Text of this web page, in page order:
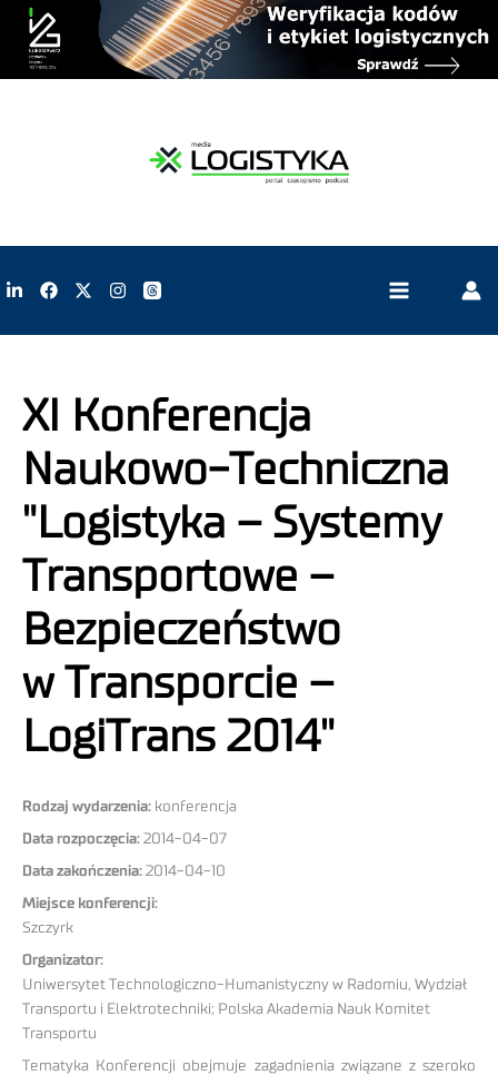
XI Konferencja
Naukowo-Techniczna
"Logistyka – Systemy
Transportowe –
Bezpieczeństwo
w Transporcie –
LogiTrans 2014"
Rodzaj wydarzenia: konferencja
Data rozpoczęcia: 2014-04-07
Data zakończenia: 2014-04-10
Miejsce konferencji:
Szczyrk
Organizator:
Uniwersytet Technologiczno-Humanistyczny w Radomiu, Wydział
Transportu i Elektrotechniki; Polska Akademia Nauk Komitet
Transportu
Tematyka Konferencji obejmuje zagadnienia związane z szeroko